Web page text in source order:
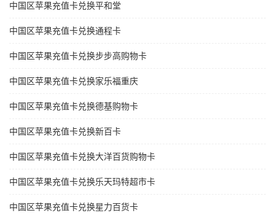
中国区苹果充值卡兑换平和堂
中国区苹果充值卡兑换通程卡
中国区苹果充值卡兑换步步高购物卡
中国区苹果充值卡兑换家乐福重庆
中国区苹果充值卡兑换德基购物卡
中国区苹果充值卡兑换新百卡
中国区苹果充值卡兑换大洋百货购物卡
中国区苹果充值卡兑换乐天玛特超市卡
中国区苹果充值卡兑换星力百货卡